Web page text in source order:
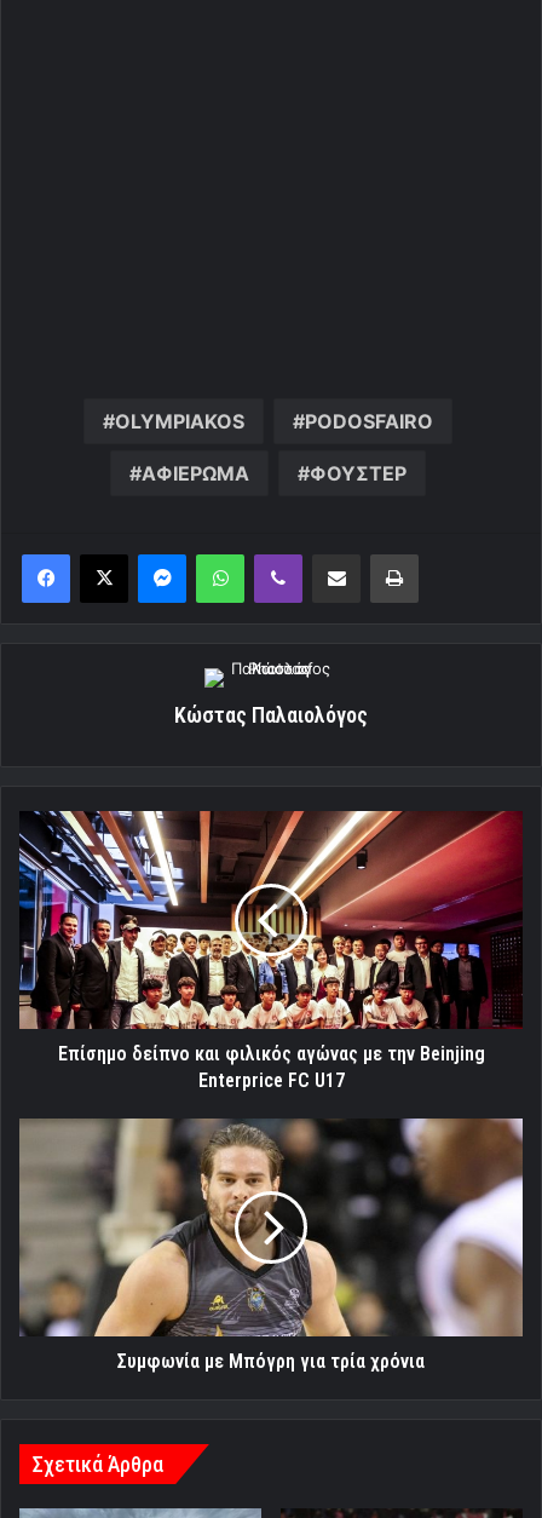
OLYMPIAKOS PODOSFAIRO
ΑΦΙΕΡΩΜΑ ΦΟΥΣΤΕΡ
MessengerWhatsAppViber Κοινοποίηση μέσω ηλεκτρονικού ταχυδρομείουΕκτύπωση
Κώστας Παλαιολόγος
Επίσημο
δείπνο
και
φιλικός
αγώνας
με
την
Beinjing
Enterprice
Επίσημο δείπνο και φιλικός αγώνας με την Beinjing
Enterprice FC U17
Συμφωνία
χρόνια
Συμφωνία με Μπόγρη για τρία χρόνια
Σχετικά Άρθρα